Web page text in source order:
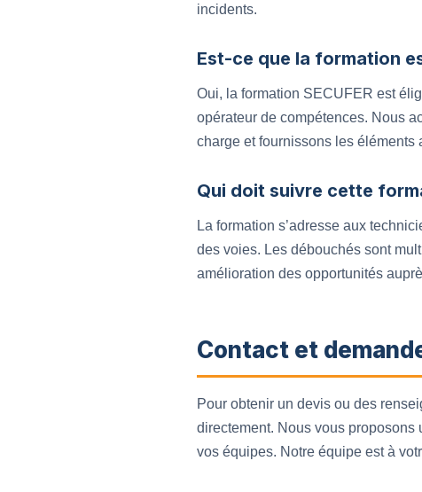
incidents.
Est-ce que la formation
Oui, la formation SECUFER est
opérateur de compétences. Nous
charge et fournissons les
Qui doit suivre cette
La formation s’adresse aux
des voies. Les débouchés sont
amélioration des opportunités
Contact et
Pour obtenir un devis ou des
directement. Nous vous proposons
vos équipes. Notre équipe est à